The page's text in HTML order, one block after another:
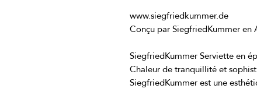
Chaleur de tranquillité et
SiegfriedKummer est une